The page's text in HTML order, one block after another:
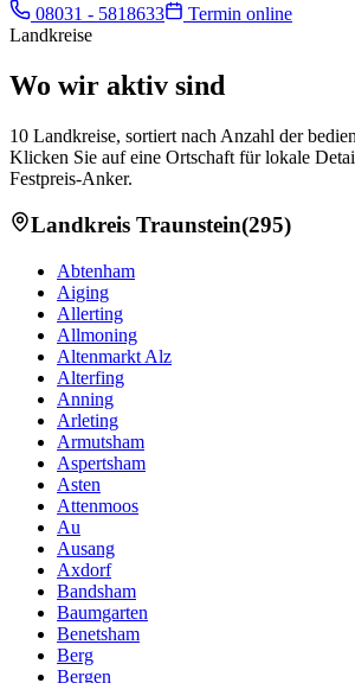
08031 - 5818633
Termin online
Landkreise
Wo wir aktiv sind
10 Landkreise, sortiert nach Anzahl der
Klicken Sie auf eine Ortschaft für lokale
Festpreis-Anker.
Landkreis Traunstein(295)
Abtenham
Aiging
Allerting
Allmoning
Altenmarkt Alz
Alterfing
Anning
Arleting
Armutsham
Aspertsham
Asten
Attenmoos
Au
Ausang
Axdorf
Bandsham
Baumgarten
Benetsham
Berg
Bergen